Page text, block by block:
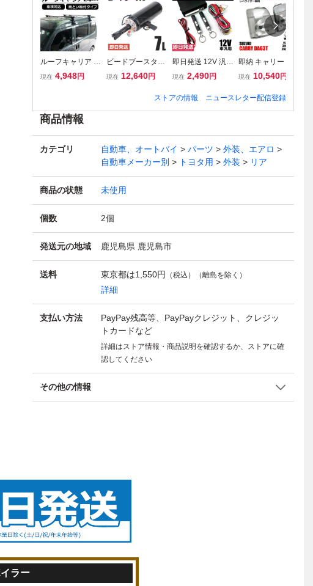
ルーフキャリア ベ
ースキャリア 2本
ブリィ エブリー D
現在 4,948円
ビードブースター
7L バズーカ エア
エアー式 ビード上
現在 12,640円
即日発送 12V 汎用
キーレスキット キ
キット アンサーバ
現在 2,490円
即納 キャリー DA
63T スクラム DG6
左右セット レベラ
現在 10,540円
ストアの情報 ニュースレター配信登録
商品情報
カテゴリ 自動車、オートバイ パーツ
外装、エアロ
自動車メーカー別
トヨタ用 外装 リア
商品の状態 未使用
個数 2個
発送元の地域 鹿児島県 鹿児島市
送料 東京都は1,550円 （税込）（離島を除く）
詳細
支払い方法
PayPay残高等、PayPayクレジット、クレジッ
トカードなど
詳細はストア情報・商品説明を確認するか、ストアに確
認してください
その他の情報